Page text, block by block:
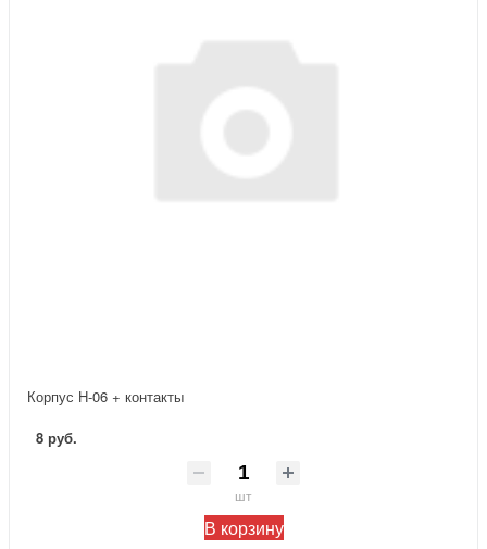
Корпус H-06 + контакты
8 руб.
шт
В корзину